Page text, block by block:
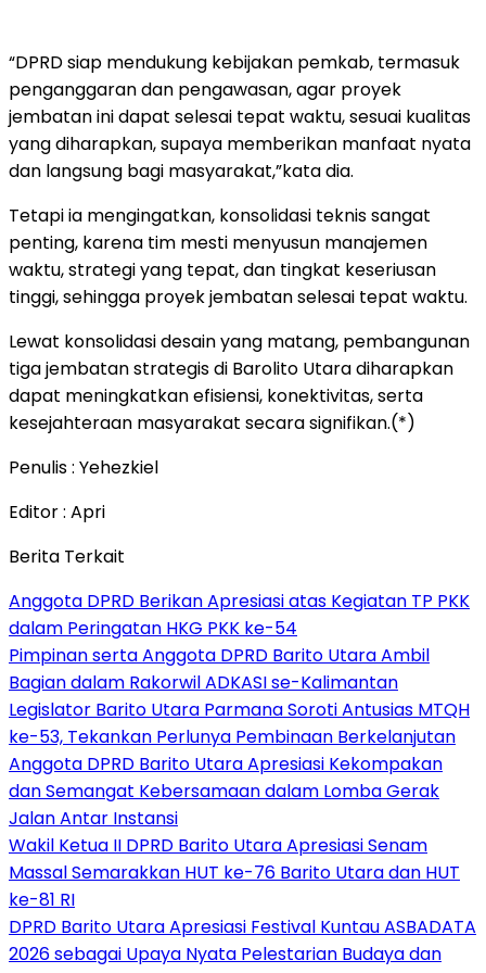
“DPRD siap mendukung kebijakan pemkab, termasuk
penganggaran dan pengawasan, agar proyek
jembatan ini dapat selesai tepat waktu, sesuai kualitas
yang diharapkan, supaya memberikan manfaat nyata
dan langsung bagi masyarakat,”kata dia.
Tetapi ia mengingatkan, konsolidasi teknis sangat
penting, karena tim mesti menyusun manajemen
waktu, strategi yang tepat, dan tingkat keseriusan
tinggi, sehingga proyek jembatan selesai tepat waktu.
Lewat konsolidasi desain yang matang, pembangunan
tiga jembatan strategis di Barolito Utara diharapkan
dapat meningkatkan efisiensi, konektivitas, serta
kesejahteraan masyarakat secara signifikan.(*)
Penulis : Yehezkiel
Editor : Apri
Berita Terkait
Anggota DPRD Berikan Apresiasi atas Kegiatan TP PKK
dalam Peringatan HKG PKK ke-54
Pimpinan serta Anggota DPRD Barito Utara Ambil
Bagian dalam Rakorwil ADKASI se-Kalimantan
Legislator Barito Utara Parmana Soroti Antusias MTQH
ke-53, Tekankan Perlunya Pembinaan Berkelanjutan
Anggota DPRD Barito Utara Apresiasi Kekompakan
dan Semangat Kebersamaan dalam Lomba Gerak
Jalan Antar Instansi
Wakil Ketua II DPRD Barito Utara Apresiasi Senam
Massal Semarakkan HUT ke-76 Barito Utara dan HUT
ke-81 RI
DPRD Barito Utara Apresiasi Festival Kuntau ASBADATA
2026 sebagai Upaya Nyata Pelestarian Budaya dan